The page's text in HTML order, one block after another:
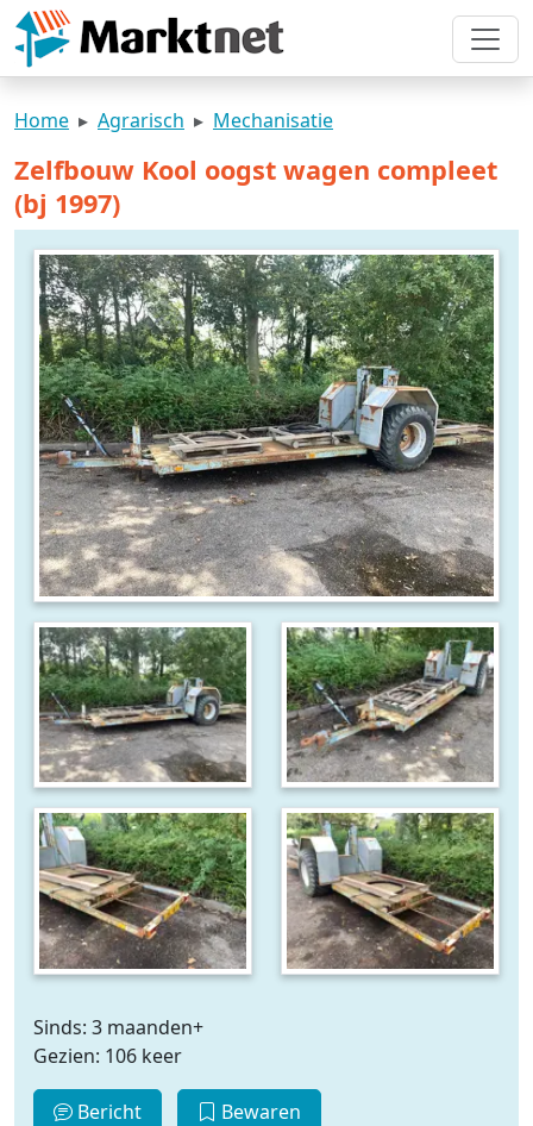
Home Agrarisch Mechanisatie
Zelfbouw Kool oogst wagen compleet
(bj 1997)
Sinds: 3 maanden+
Gezien: 106 keer
Bericht Bewaren